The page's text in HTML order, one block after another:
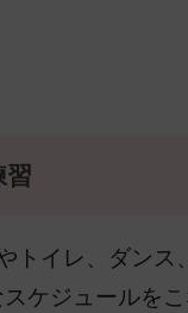
習
トイレ、ダンス
ケジュールを